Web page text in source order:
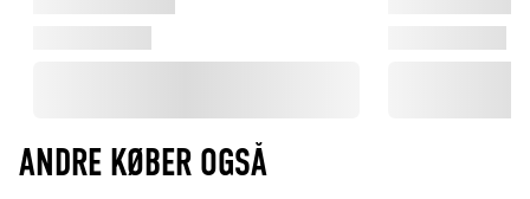
ANDRE KØBER OGSÅ